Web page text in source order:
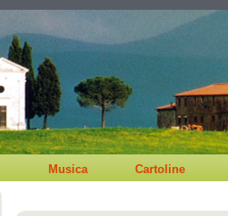
Musica Cartoline